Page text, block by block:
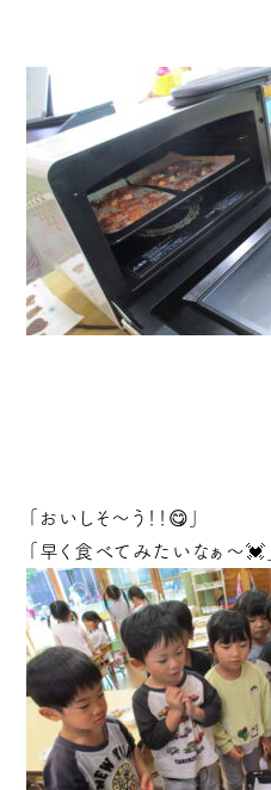
「おいしそ～う！！😋」
「早く食べてみたいなぁ～💓」